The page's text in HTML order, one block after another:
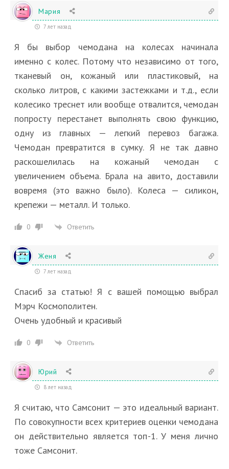
Мария
7 лет назад
Я бы выбор чемодана на колесах начинала
именно с колес. Потому что независимо от того,
тканевый он, кожаный или пластиковый, на
сколько литров, с какими застежками и т.д., если
колесико треснет или вообще отвалится, чемодан
попросту перестанет выполнять свою функцию,
одну из главных — легкий перевоз багажа.
Чемодан превратится в сумку. Я не так давно
раскошелилась на кожаный чемодан с
увеличением объема. Брала на авито, доставили
вовремя (это важно было). Колеса — силикон,
крепежи — металл. И только.
0 Ответить
Женя
7 лет назад
Спасиб за статью! Я с вашей помощью выбрал
Мэрч Космополитен.
Очень удобный и красивый
0 Ответить
Юрий
8 лет назад
Я считаю, что Самсонит — это идеальный вариант.
По совокупности всех критериев оценки чемодана
он действительно является топ-1. У меня лично
тоже Самсонит.